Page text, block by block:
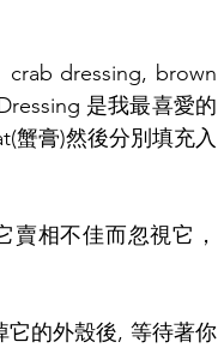
dressing, brown
是我最喜愛的
蟹膏)然後分別填充入
相不佳而忽視它，
它的外殼後, 等待著你